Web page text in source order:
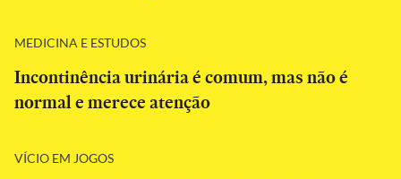
MEDICINA E ESTUDOS
Incontinência urinária é comum, mas não é
normal e merece atenção
VÍCIO EM JOGOS